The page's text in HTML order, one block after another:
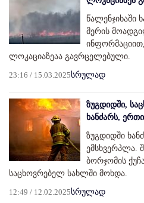
წალენჯიხაში
მერის
ლოკაციაზეაა გავრცელებული.
23:16 / 15.03.2025სრულად
ზუგდიდში,
ხანძარს,
ზუგდიდში
ემსხვერპლა.
ბორჯომის
საცხოვრებელ სახლში მოხდა.
12:49 / 12.02.2025სრულად